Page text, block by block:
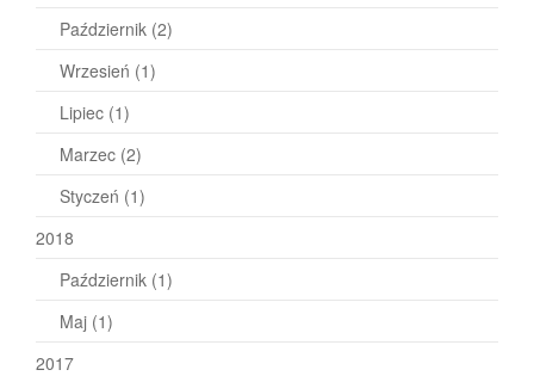
Październik (2)
Wrzesień (1)
Lipiec (1)
Marzec (2)
Styczeń (1)
2018
Październik (1)
Maj (1)
2017